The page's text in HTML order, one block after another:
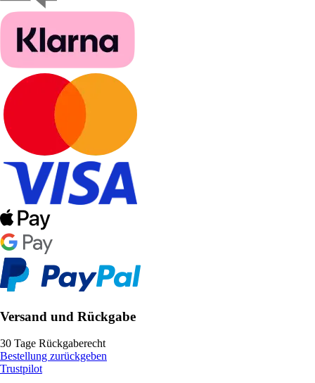
Versand und Rückgabe
30 Tage Rückgaberecht
Bestellung zurückgeben
Trustpilot